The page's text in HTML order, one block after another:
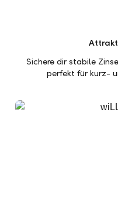
Sichere dir stabile
perfekt für kurz-